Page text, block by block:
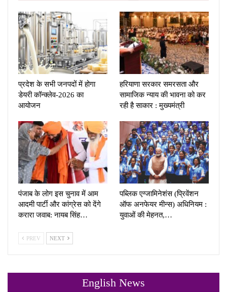
प्रदेश के सभी जनपदों में होगा
डेयरी कॉन्क्लेव-2026 का
आयोजन
हरियाणा सरकार समरसता और
सामाजिक न्याय की भावना को कर
रही है साकार : मुख्यमंत्री
पंजाब के लोग इस चुनाव में आम
आदमी पार्टी और कांग्रेस को देंगे
करारा जवाब: नायब सिंह…
पब्लिक एग्जामिनेशंस (प्रिवेंशन
ऑफ अनफेयर मीन्स) अधिनियम :
युवाओं की मेहनत,…
PREV NEXT
English News